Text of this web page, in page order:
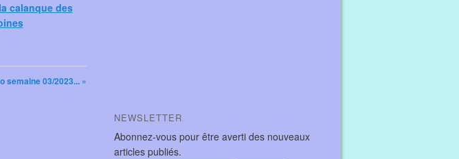
calanque des
semaine 03/2023... »
NEWSLETTER
Abonnez-vous pour être averti des nouveaux
articles publiés.